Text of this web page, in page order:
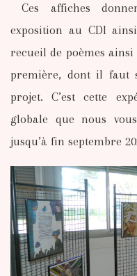
Ces affiches
exposition au CDI
recueil de poèmes ainsi
première, dont il faut
projet. C’est cette
globale que nous
jusqu’à fin septembre